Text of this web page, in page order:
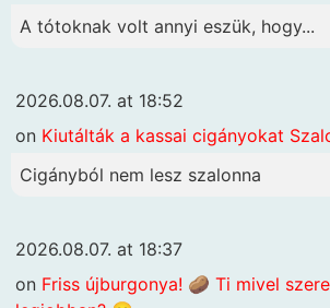
A tótoknak volt annyi eszük, hogy...
2026.08.07. at 18:52
on Kiutálták a kassai cigányokat
Cigányból nem lesz szalonna
2026.08.07. at 18:37
on Friss újburgonya! 🥔 Ti mivel